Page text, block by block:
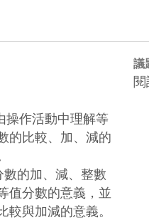
操作活動中理解等
的比較、加、減的
的加、減、整數
值分數的意義，並
與加減的意義。
議